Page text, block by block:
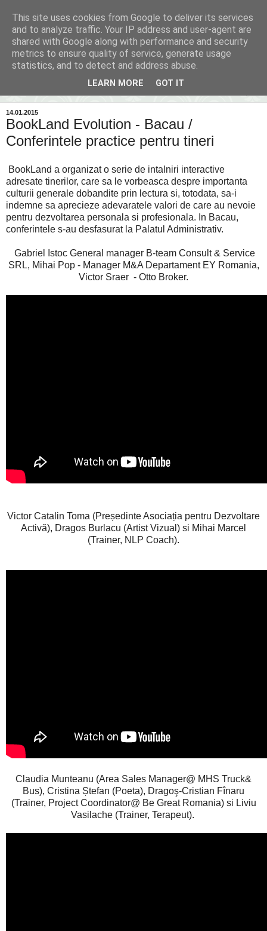
Inima Bacăului
Din inima Bacăului...spre inima ta...
14.01.2015
BookLand Evolution - Bacau /
Conferintele practice pentru tineri
BookLand a organizat o serie de intalniri interactive
adresate tinerilor, care sa le vorbeasca despre importanta
culturii generale dobandite prin lectura si, totodata, sa-i
indemne sa aprecieze adevaratele valori de care au nevoie
pentru dezvoltarea personala si profesionala. In Bacau,
conferintele s-au desfasurat la Palatul Administrativ.
Gabriel Istoc General manager B-team Consult & Service
SRL, Mihai Pop - Manager M&A Departament EY Romania,
Victor Sraer - Otto Broker.
Victor Catalin Toma (Președinte Asociația pentru Dezvoltare
Activă), Dragos Burlacu (Artist Vizual) si Mihai Marcel
(Trainer, NLP Coach).
Claudia Munteanu (Area Sales Manager@ MHS Truck&
Bus), Cristina Ștefan (Poeta), Dragoş-Cristian Fînaru
(Trainer, Project Coordinator@ Be Great Romania) si Liviu
Vasilache (Trainer, Terapeut).
This site uses cookies from Google to deliver its services
and to analyze traffic. Your IP address and user-agent are
shared with Google along with performance and security
metrics to ensure quality of service, generate usage
statistics, and to detect and address abuse.
LEARN MORE GOT IT